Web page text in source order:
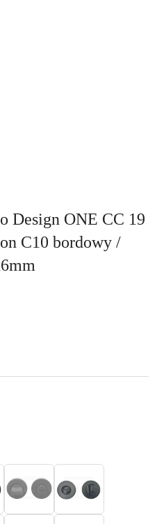
Design ONE CC 19
C10 bordowy /